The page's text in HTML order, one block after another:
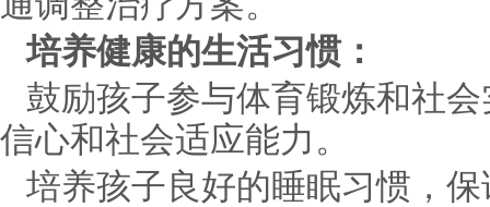
培养健康的生活习惯：
鼓励孩子参与体育锻炼和社
信心和社会适应能力。
培养孩子良好的睡眠习惯，